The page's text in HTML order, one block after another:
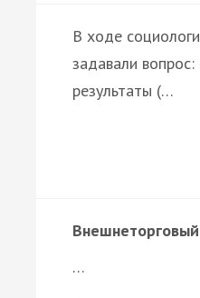
В ходе
задавали
результаты (…
…